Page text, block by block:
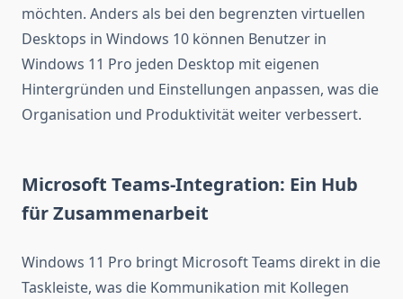
möchten. Anders als bei den begrenzten virtuellen
Desktops in Windows 10 können Benutzer in
Windows 11 Pro jeden Desktop mit eigenen
Hintergründen und Einstellungen anpassen, was die
Organisation und Produktivität weiter verbessert.
Microsoft Teams-Integration: Ein Hub
für Zusammenarbeit
Windows 11 Pro bringt Microsoft Teams direkt in die
Taskleiste, was die Kommunikation mit Kollegen